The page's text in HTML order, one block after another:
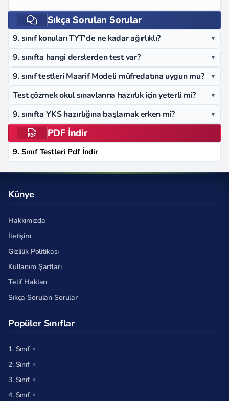
Sıkça Sorulan Sorular
9. sınıf konuları TYT'de ne kadar ağırlıklı? ▼
9. sınıfta hangi derslerden test var? ▼
9. sınıf testleri Maarif Modeli müfredatına uygun mu? ▼
Test çözmek okul sınavlarına hazırlık için yeterli mi? ▼
9. sınıfta YKS hazırlığına başlamak erken mi? ▼
PDF İndir
9. Sınıf Testleri Pdf İndir
Künye
Hakkımızda
İletişim
Gizlilik Politikası
Kullanım Şartları
Telif Hakları
Sıkça Sorulan Sorular
Popüler Sınıflar
1. Sınıf
2. Sınıf
3. Sınıf
4. Sınıf